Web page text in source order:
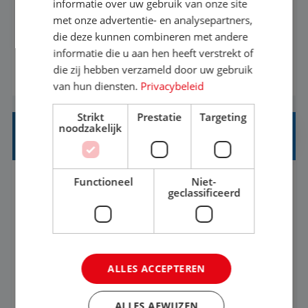
het nu voor jezelf is, of voor een ander: jij vindt
het super om een mooie reis van A tot Z te
regelen. Door jouw kennis en ervaring leren onze
vakantiegangers de meest prachtige plekjes op
aarde kennen! 🏝️Wat ga je doen?Klantgericht
werken: of het nu gaat om vragen ...
BEKIJK VACATURE
STAGIAIR BUSINESS INTELLIGENCE
's-Hertogenbosch
37-40+ uur
informatiebehoefte van verschillende interne
afdelingen specificeren. Aan de hand van deze
informatie over uw gebruik van onze site
met onze advertentie- en analysepartners,
die deze kunnen combineren met andere
informatie die u aan hen heeft verstrekt of
die zij hebben verzameld door uw gebruik
van hun diensten. Privacybeleid
Strikt
noodzakelijk
Prestatie Targeting
Functioneel
Niet-
geclassificeerd
ALLES ACCEPTEREN